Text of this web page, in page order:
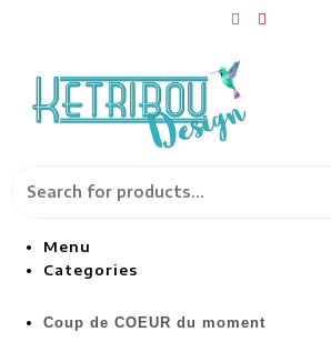
Menu
Categories
Coup de COEUR du moment